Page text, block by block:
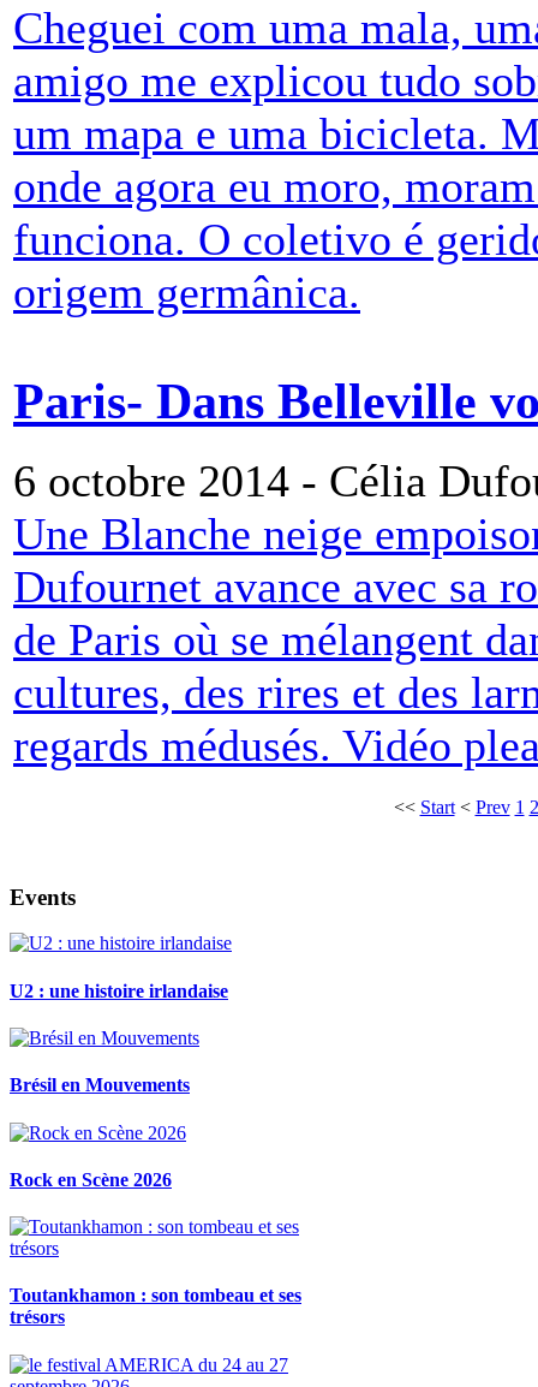
Cheguei com uma mala,
amigo me explicou tudo
um mapa e uma bicicleta.
onde agora eu moro,
funciona. O coletivo é
origem germânica.
Paris- Dans Belleville
6 octobre 2014 - Célia
Une Blanche neige
Dufournet avance avec sa
de Paris où se mélangent
cultures, des rires et des
regards médusés. Vidéo
<< Start< Prev 1 2
Events
U2 : une histoire irlandaise
Brésil en Mouvements
Rock en Scène 2026
Toutankhamon : son tombeau et ses
trésors